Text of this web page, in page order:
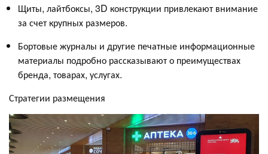
Щиты, лайтбоксы, 3D конструкции привлекают внимание
за счет крупных размеров.
Бортовые журналы и другие печатные информационные
материалы подробно рассказывают о преимуществах
бренда, товарах, услугах.
Стратегии размещения